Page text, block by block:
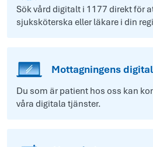
Sök vård digitalt i 1177 direkt för
sjuksköterska eller läkare i din
Mottagningens
Du som är patient hos oss kan
våra digitala tjänster.